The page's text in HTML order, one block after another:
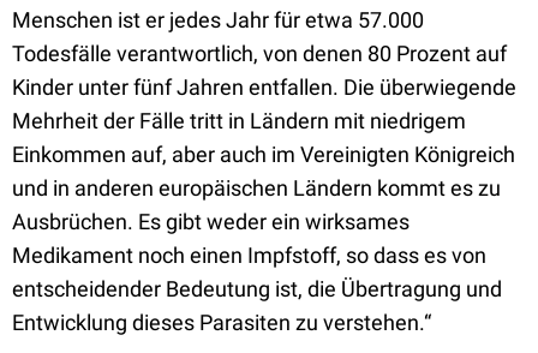
Menschen ist er jedes Jahr für etwa 57.000
Todesfälle verantwortlich, von denen 80 Prozent auf
Kinder unter fünf Jahren entfallen. Die überwiegende
Mehrheit der Fälle tritt in Ländern mit niedrigem
Einkommen auf, aber auch im Vereinigten Königreich
und in anderen europäischen Ländern kommt es zu
Ausbrüchen. Es gibt weder ein wirksames
Medikament noch einen Impfstoff, so dass es von
entscheidender Bedeutung ist, die Übertragung und
Entwicklung dieses Parasiten zu verstehen.“